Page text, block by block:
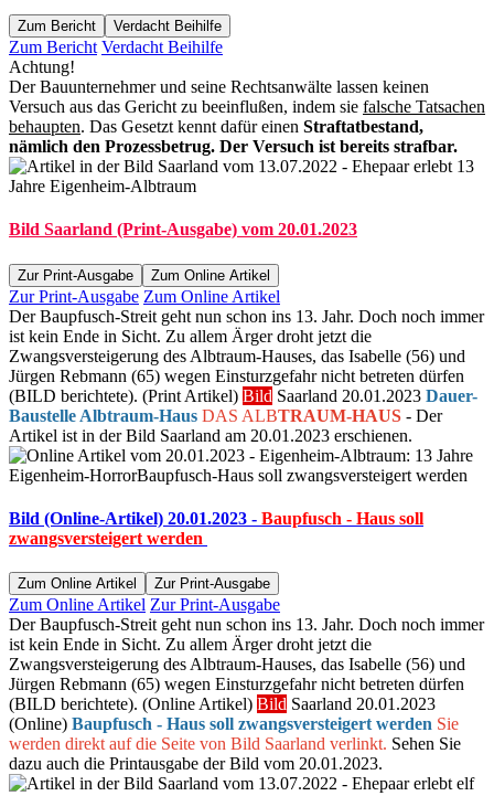
Zum Bericht Verdacht Beihilfe
Zum Bericht Verdacht Beihilfe
Achtung!
Der Bauunternehmer und seine Rechtsanwälte lassen keinen
Versuch aus das Gericht zu beeinflußen, indem sie falsche Tatsachen
behaupten. Das Gesetzt kennt dafür einen Straftatbestand,
nämlich den Prozessbetrug. Der Versuch ist bereits strafbar.
Bild Saarland (Print-Ausgabe) vom 20.01.2023
Zur Print-Ausgabe Zum Online Artikel
Zur Print-Ausgabe Zum Online Artikel
Der Baupfusch-Streit geht nun schon ins 13. Jahr. Doch noch immer
ist kein Ende in Sicht. Zu allem Ärger droht jetzt die
Zwangsversteigerung des Albtraum-Hauses, das Isabelle (56) und
Jürgen Rebmann (65) wegen Einsturzgefahr nicht betreten dürfen
(BILD berichtete). (Print Artikel) Bild Saarland 20.01.2023 Dauer-
Baustelle Albtraum-Haus DAS ALBTRAUM-HAUS - Der
Artikel ist in der Bild Saarland am 20.01.2023 erschienen.
Bild (Online-Artikel) 20.01.2023 - Baupfusch - Haus soll
zwangsversteigert werden
Zum Online Artikel Zur Print-Ausgabe
Zum Online Artikel Zur Print-Ausgabe
Der Baupfusch-Streit geht nun schon ins 13. Jahr. Doch noch immer
ist kein Ende in Sicht. Zu allem Ärger droht jetzt die
Zwangsversteigerung des Albtraum-Hauses, das Isabelle (56) und
Jürgen Rebmann (65) wegen Einsturzgefahr nicht betreten dürfen
(BILD berichtete). (Online Artikel) Bild Saarland 20.01.2023
(Online) Baupfusch - Haus soll zwangsversteigert werden Sie
werden direkt auf die Seite von Bild Saarland verlinkt. Sehen Sie
dazu auch die Printausgabe der Bild vom 20.01.2023.